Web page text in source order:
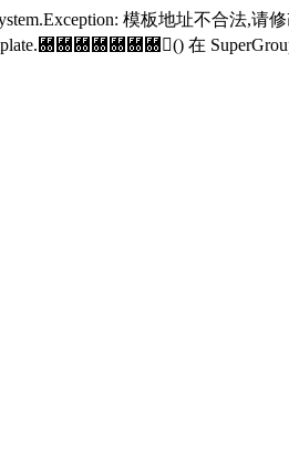
模板地址不合法,
＀＀＀＀＀＀＀() 在